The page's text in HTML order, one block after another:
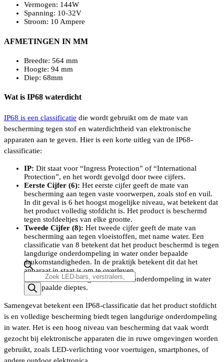
Producten
zoeken
Vermogen: 144W
Spanning: 10-32V
Stroom: 10 Ampere
AFMETINGEN IN MM
Breedte: 564 mm
Hoogte: 94 mm
Diep: 68mm
Wat is IP68 waterdicht
IP68 is een classificatie die wordt gebruikt om de mate van
bescherming tegen stof en waterdichtheid van elektronische
apparaten aan te geven. Hier is een korte uitleg van de IP68-
classificatie:
IP: Dit staat voor “Ingress Protection” of “International
Protection”, en het wordt gevolgd door twee cijfers.
Eerste Cijfer (6): Het eerste cijfer geeft de mate van
bescherming aan tegen vaste voorwerpen, zoals stof en vuil.
In dit geval is 6 het hoogst mogelijke niveau, wat betekent dat
het product volledig stofdicht is. Het product is beschermd
tegen stofdeeltjes van elke grootte.
Tweede Cijfer (8): Het tweede cijfer geeft de mate van
bescherming aan tegen vloeistoffen, met name water. Een
classificatie van 8 betekent dat het product beschermd is tegen
langdurige onderdompeling in water onder bepaalde
drukomstandigheden. In de praktijk betekent dit dat het
apparaat in staat is om te overleven
onderwateromstandigheden, zoals onderdompeling in water
op bepaalde dieptes.
Samengevat betekent een IP68-classificatie dat het product stofdicht
is en volledige bescherming biedt tegen langdurige onderdompeling
in water. Het is een hoog niveau van bescherming dat vaak wordt
gezocht bij elektronische apparaten die in ruwe omgevingen worden
gebruikt, zoals LED-verlichting voor voertuigen, smartphones, of